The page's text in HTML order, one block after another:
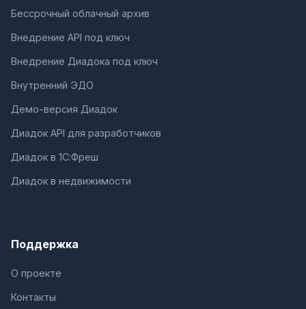
Бессрочный облачный архив
Внедрение API под ключ
Внедрение Диадока под ключ
Внутренний ЭДО
Демо-версия Диадок
Диадок API для разработчиков
Диадок в 1С:Фреш
Диадок в недвижимости
Поддержка
О проекте
Контакты